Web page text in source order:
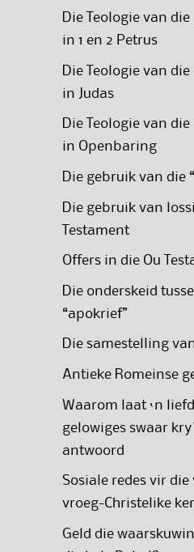
Die Teologie van
in 1 en 2 Petrus
Die Teologie van
in Judas
Die Teologie van
in Openbaring
Die gebruik van die
Die gebruik van
Testament
Offers in die Ou
Die onderskeid
“apokrief”
Die samestelling
Antieke Romeinse
Waarom laat ‘n
gelowiges swaar
antwoord
Sosiale redes vir
vroeg-Christelike
Geld die